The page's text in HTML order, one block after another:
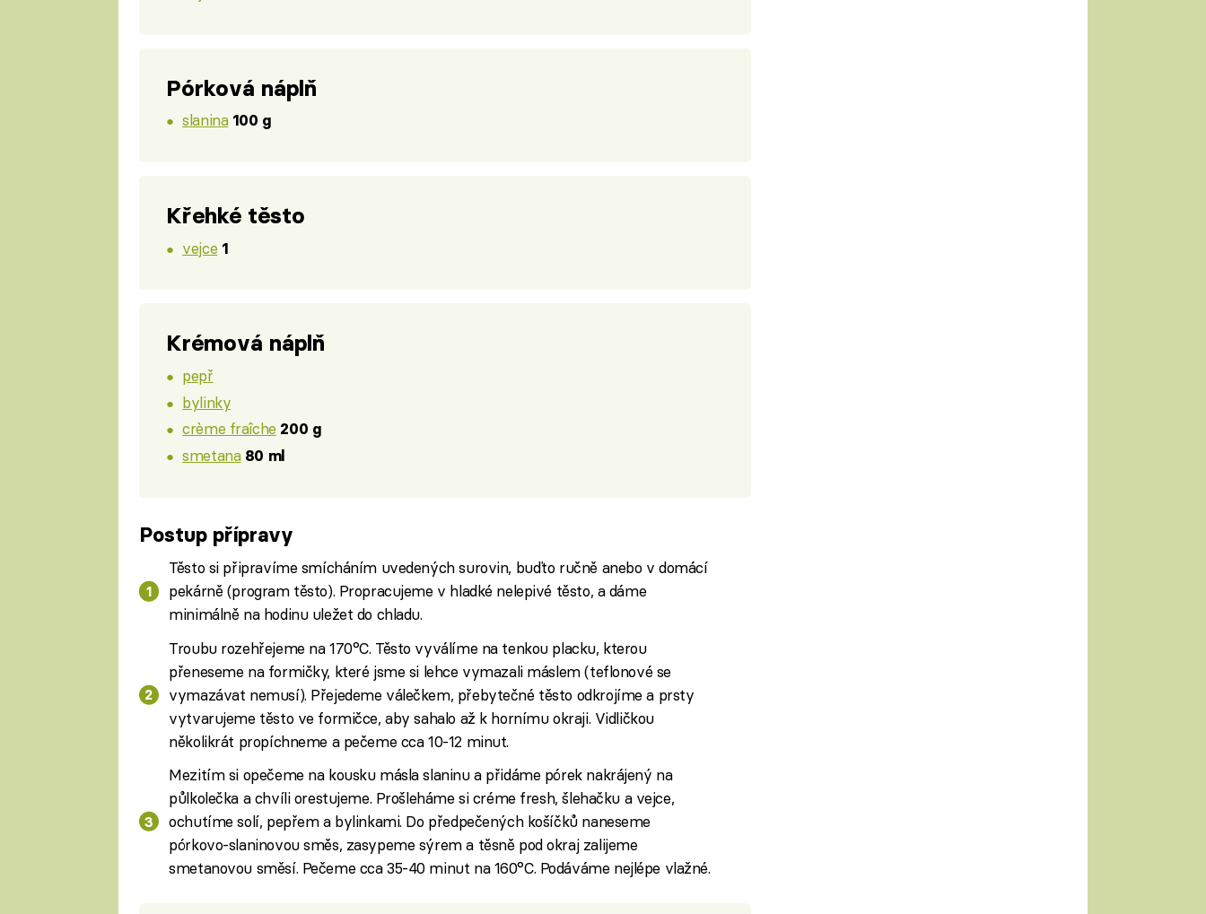
Pórková náplň
slanina 100 g
Křehké těsto
vejce 1
Krémová náplň
pepř
bylinky
crème fraîche 200 g
smetana 80 ml
Postup přípravy
Těsto si připravíme smícháním uvedených surovin, buďto ručně anebo v domácí
pekárně (program těsto). Propracujeme v hladké nelepivé těsto, a dáme
minimálně na hodinu uležet do chladu.
Troubu rozehřejeme na 170°C. Těsto vyválíme na tenkou placku, kterou
přeneseme na formičky, které jsme si lehce vymazali máslem (teflonové se
vymazávat nemusí). Přejedeme válečkem, přebytečné těsto odkrojíme a prsty
vytvarujeme těsto ve formičce, aby sahalo až k hornímu okraji. Vidličkou
několikrát propíchneme a pečeme cca 10-12 minut.
Mezitím si opečeme na kousku másla slaninu a přidáme pórek nakrájený na
půlkolečka a chvíli orestujeme. Prošleháme si créme fresh, šlehačku a vejce,
ochutíme solí, pepřem a bylinkami. Do předpečených košíčků naneseme
pórkovo-slaninovou směs, zasypeme sýrem a těsně pod okraj zalijeme
smetanovou směsí. Pečeme cca 35-40 minut na 160°C. Podáváme nejlépe vlažné.